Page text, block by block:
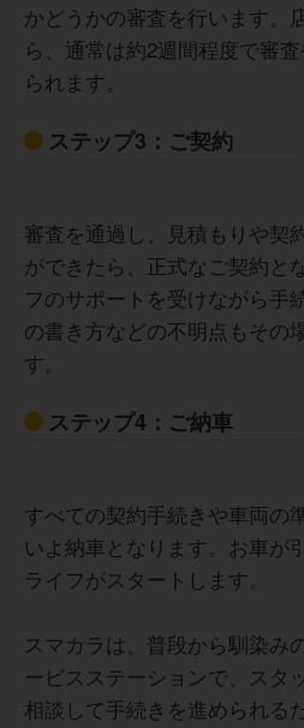
かどうかの審査を行います。
ら、通常は約2週間程度で審
られます。
ステップ3：ご契約
審査を通過し、見積もりや契
ができたら、正式なご契約と
フのサポートを受けながら手
の書き方などの不明点もその
す。
ステップ4：ご納車
すべての契約手続きや車両の
いよ納車となります。お車が
ライフがスタートします。
スマカラは、普段から馴染み
ービスステーションで、スタ
相談して手続きを進められる